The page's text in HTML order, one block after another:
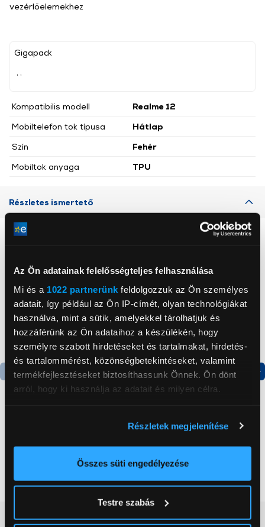
Az Ön adatainak felelősségteljes felhasználása
Mi és a 1022 partnerünk feldolgozzuk az Ön személyes
adatait, így például az Ön IP-címét, olyan technológiákat
használva, mint a sütik, amelyekkel tárolhatjuk és
hozzáférünk az Ön adataihoz a készülékén, hogy
személyre szabott hirdetéseket és tartalmakat, hirdetés-
és tartalommérést, közönségbetekintéseket, valamint
termékfejlesztéseket biztosíthassunk Önnek. Ön dönt
arról, hogy ki használja az adatait és milyen célra.
elhelyezkedéséről pár méteres pontossággal
Az Ön készülékén beazonosítása annak konkrét
módjairól és adja meg preferenciáit aRészletek
pontban. Bármikor módosíthatja vagy visszavonhatja a
Részletek megjelenítése
Összes süti engedélyezése
Testre szabás
Gigapack
Kompatibilis modell
Realme 12
Mobiltelefon tok típusa
Hátlap
Szín
Fehér
Mobiltok anyaga
TPU
vezérlőelemekhez
Részletes ismertető
Termék adatlap Termék adatlap
Gorenje N619EAXL4
179 999 Ft
Vásárlói vélemények(0)